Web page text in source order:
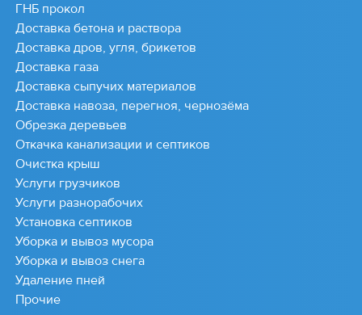
ГНБ прокол
Доставка бетона и раствора
Доставка дров, угля, брикетов
Доставка газа
Доставка сыпучих материалов
Доставка навоза, перегноя, чернозёма
Обрезка деревьев
Откачка канализации и септиков
Очистка крыш
Услуги грузчиков
Услуги разнорабочих
Установка септиков
Уборка и вывоз мусора
Уборка и вывоз снега
Удаление пней
Прочие